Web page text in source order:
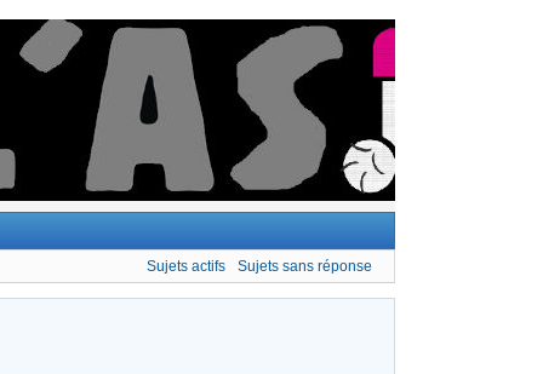
Sujets actifs Sujets sans réponse